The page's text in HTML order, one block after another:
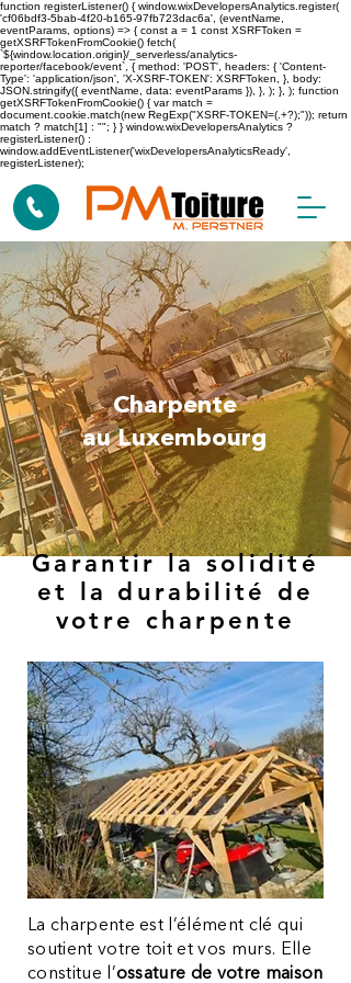
function registerListener() { window.wixDevelopersAnalytics.register(
'cf06bdf3-5bab-4f20-b165-97fb723dac6a', (eventName,
eventParams, options) => { const a = 1 const XSRFToken =
getXSRFTokenFromCookie() fetch(
`${window.location.origin}/_serverless/analytics-
reporter/facebook/event`, { method: 'POST', headers: { 'Content-
Type': 'application/json', 'X-XSRF-TOKEN': XSRFToken, }, body:
JSON.stringify({ eventName, data: eventParams }), }, ); }, ); function
getXSRFTokenFromCookie() { var match =
document.cookie.match(new RegExp("XSRF-TOKEN=(.+?);")); return
match ? match[1] : ""; } } window.wixDevelopersAnalytics ?
registerListener() :
window.addEventListener('wixDevelopersAnalyticsReady',
registerListener);
Charpente
au Luxembourg
Garantir la solidité
et la durabilité de
votre charpente
La charpente est l’élément clé qui
soutient votre toit et vos murs. Elle
constitue l’ossature de votre maison